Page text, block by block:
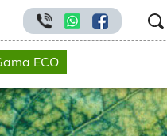
ECO